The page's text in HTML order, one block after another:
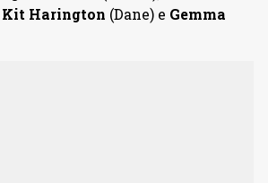
Kit Harington (Dane) e Gemma